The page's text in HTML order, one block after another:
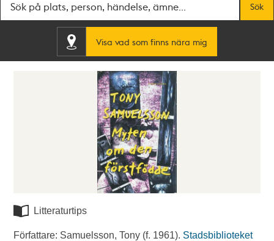
Sök
Visa vad som finns nära mig
Litteraturtips
Författare: Samuelsson, Tony (f. 1961). Stadsbiblioteket